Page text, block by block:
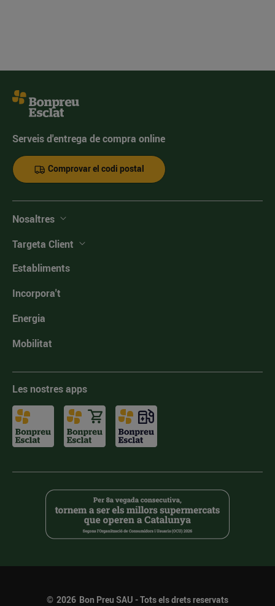
Serveis d'entrega de compra online
Comprovar el codi postal
Nosaltres
Targeta Client
Establiments
Incorpora't
Energia
Mobilitat
Les nostres apps
© 2026 Bon Preu SAU - Tots els drets reservats